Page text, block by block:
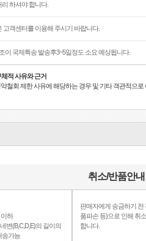
하셔야 합니다.
고객센터를 이용해 주시기 바랍니다.
이 국제특송 발송후3~5일정도 소요 예상됩니다.
적 사유와 근거
철회 제한 사유에 해당하는 경우 및 기타 객관적으
취소/반품안내
이하
변(B,C,D,E)의 길이의
송가능
판매자에게 송금하기 전
품파손 등)으로 인해 취
합니다.